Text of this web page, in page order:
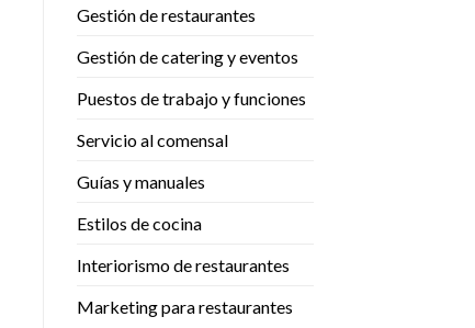
Gestión de restaurantes
Gestión de catering y eventos
Puestos de trabajo y funciones
Servicio al comensal
Guías y manuales
Estilos de cocina
Interiorismo de restaurantes
Marketing para restaurantes